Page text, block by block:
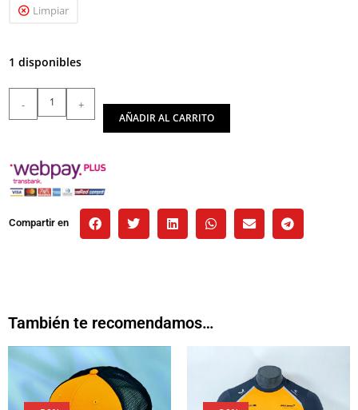
Limpiar
1 disponibles
- +
AÑADIR AL CARRITO
Compartir en
También te recomendamos…